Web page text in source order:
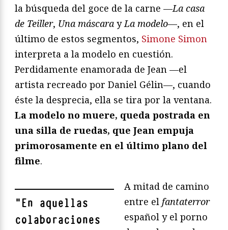
la búsqueda del goce de la carne —La casa
de Teiller, Una máscara y La modelo—, en el
último de estos segmentos, Simone Simon
interpreta a la modelo en cuestión.
Perdidamente enamorada de Jean —el
artista recreado por Daniel Gélin—, cuando
éste la desprecia, ella se tira por la ventana.
La modelo no muere, queda postrada en
una silla de ruedas, que Jean empuja
primorosamente en el último plano del
filme.
"En aquellas
colaboraciones
A mitad de camino
entre el fantaterror
español y el porno